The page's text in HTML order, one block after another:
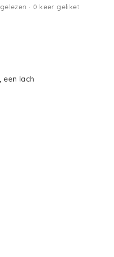
· 0 keer geliket
lach